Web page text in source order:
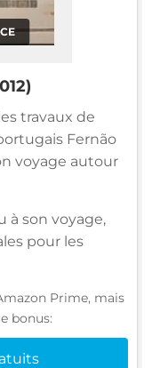
travaux de
Fernão
voyage autour
à son voyage,
pour les
Prime, mais
bonus: